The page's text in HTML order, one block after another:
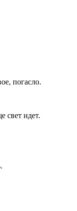
погасло.
свет идет.